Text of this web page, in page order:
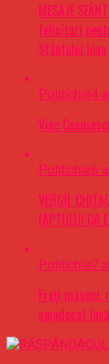
MESAJE
felicitări
Sfântului Ioan
Politichie4
Vine
Politichie6
VERGIL
FAPTULUI CA
Politichie7
Frați masoni,
nejudecat încă